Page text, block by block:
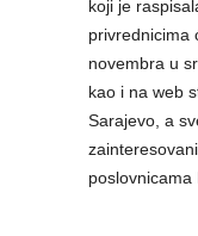
koji je
privrednicima
novembra u
kao i na web
Sarajevo, a
poslovnicama